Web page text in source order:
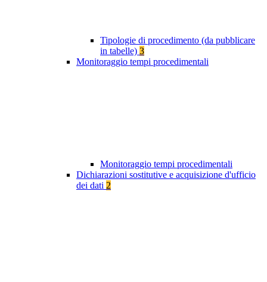
Tipologie di procedimento (da pubblicare
in tabelle) 3
Monitoraggio tempi procedimentali
Monitoraggio tempi procedimentali
Dichiarazioni sostitutive e acquisizione d'ufficio
dei dati 2